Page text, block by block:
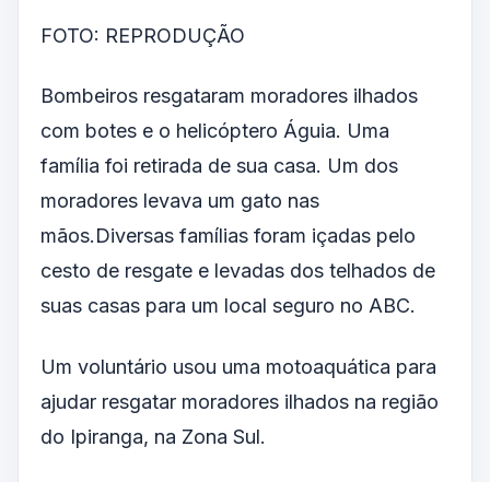
FOTO: REPRODUÇÃO
Bombeiros resgataram moradores ilhados
com botes e o helicóptero Águia. Uma
família foi retirada de sua casa. Um dos
moradores levava um gato nas
mãos.Diversas famílias foram içadas pelo
cesto de resgate e levadas dos telhados de
suas casas para um local seguro no ABC.
Um voluntário usou uma motoaquática para
ajudar resgatar moradores ilhados na região
do Ipiranga, na Zona Sul.